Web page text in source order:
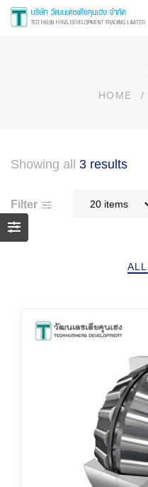
HOME /
Showing all 3 results
Filter
ALL